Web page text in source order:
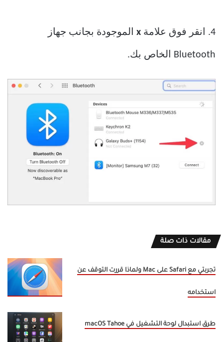
4. انقر فوق علامة x الموجودة بجانب جهاز
Bluetooth الخاص بك.
مقالات ذات صلة
تجربتي مع Safari على Mac ولماذا قررت التوقف عن
استخدامه
طرق استبدال لوحة التشغيل في macOS Tahoe